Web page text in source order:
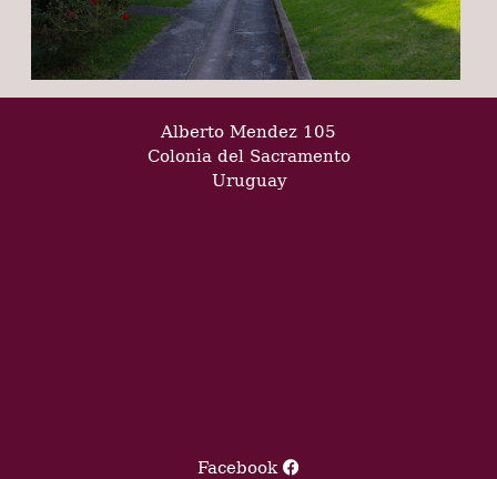
Alberto Mendez 105
Colonia del Sacramento
Uruguay
Facebook